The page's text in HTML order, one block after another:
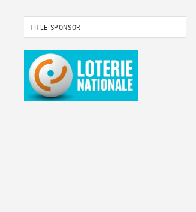
TITLE SPONSOR